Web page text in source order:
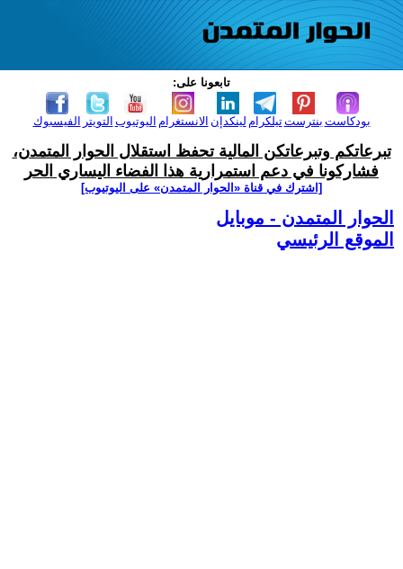
تابعونا على:
الفيسبوك التويتر اليوتيوب الانستغرام لينكدإن تيلكرامبنترست بودكاست
تبرعاتكم وتبرعاتكن المالية تحفظ استقلال الحوار المتمدن،
فشاركونا في دعم استمرارية هذا الفضاء اليساري الحر
[اشترك في قناة ‫«الحوار المتمدن» على اليوتيوب]
الحوار المتمدن - موبايل
الموقع الرئيسي